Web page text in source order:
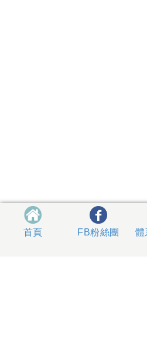
首頁 FB粉絲團
體